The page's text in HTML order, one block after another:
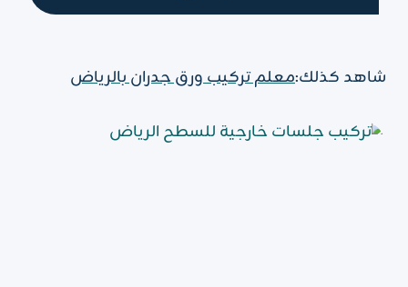
شاهد كذلك:معلم تركيب ورق جدران بالرياض